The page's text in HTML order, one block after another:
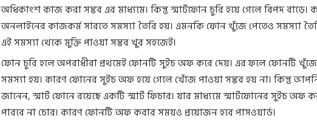
অধিকাংশ কাজ করা সম্ভব এর মাধ্যমে। কিন্তু স্মার্টফোন চুরি হয়ে গেলে বিপদ বাড়ে।
অনলাইনের কাজকর্ম সারতে সমস্যা তৈরি হয়। এমনকি ফোন খুঁজে পেতেও সমস্যা
এই সমস্যা থেকে মুক্তি পাওয়া সম্ভব খুব সহজেই।
ফোন চুরি হলে অপরাধীরা প্রথমেই ফোনটি সুইচ অফ করে দেয়। এর ফলে ফোনটি
সমস্যা হয়। কারণ ফোনের সুইচ অফ হয়ে গেলে খোঁজ পাওয়া সম্ভব হয় না। কিন্তু
জানেন, স্মার্ট ফোনে রয়েছে একটি স্মার্ট ফিচার। যার মাধ্যমে স্মার্টফোনের সুইচ অফ
পারবে না চোর। কারণ ফোনটি অফ করার সময়ও প্রয়োজন হবে পাসওয়ার্ড।